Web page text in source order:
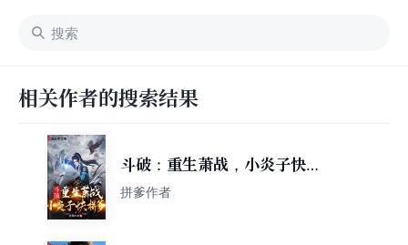
相关作者的搜索结果
斗破：重生萧战，小炎子快拼
爹！
拼爹作者